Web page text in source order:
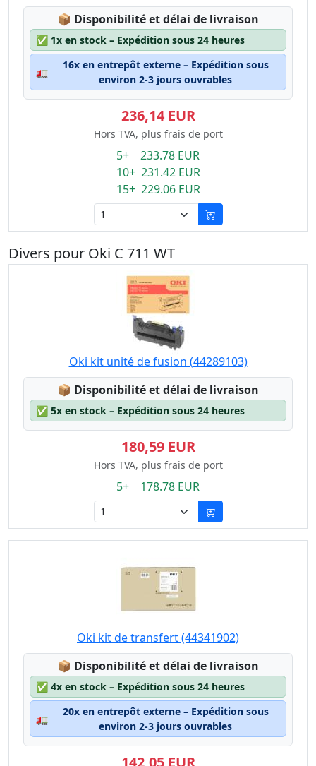
📦 Lagerstatus:
Disponibilité et délai de livraison
✅ 1x en stock – Expédition sous 24 heures
🚛
16x en entrepôt externe – Expédition sous
environ 2-3 jours ouvrables
236,14 EUR
Hors TVA, plus frais de port
5+ 233.78 EUR
10+ 231.42 EUR
15+ 229.06 EUR
Divers pour Oki C 711 WT
Oki kit unité de fusion (44289103)
📦 Lagerstatus:
Disponibilité et délai de livraison
✅ 5x en stock – Expédition sous 24 heures
180,59 EUR
Hors TVA, plus frais de port
5+ 178.78 EUR
Oki kit de transfert (44341902)
📦 Lagerstatus:
Disponibilité et délai de livraison
✅ 4x en stock – Expédition sous 24 heures
🚛
20x en entrepôt externe – Expédition sous
environ 2-3 jours ouvrables
142,05 EUR